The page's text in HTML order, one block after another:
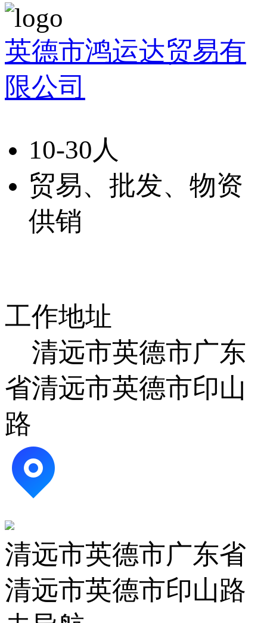
英德市鸿运达贸易有
限公司
10-30人
贸易、批发、物资
供销
工作地址
清远市英德市广东
省清远市英德市印山
路
清远市英德市广东省
清远市英德市印山路